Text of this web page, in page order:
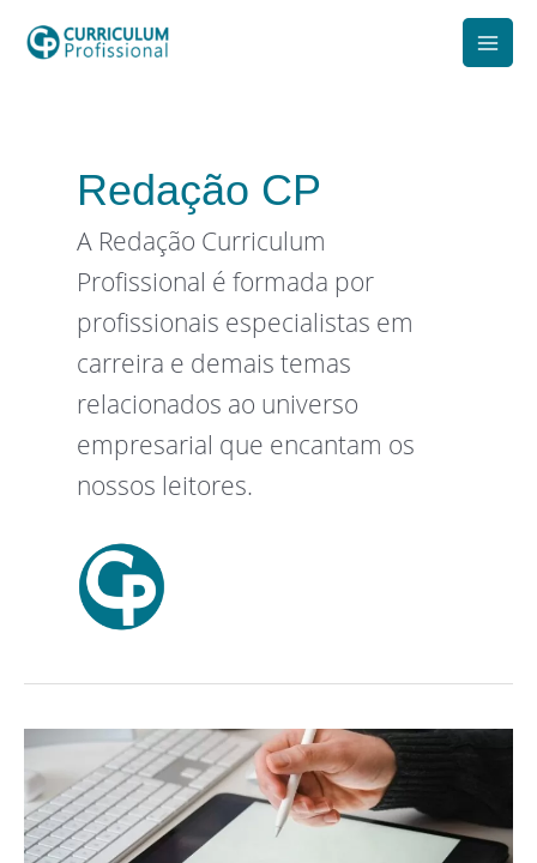
para
Main
Redação CP
A Redação Curriculum
Profissional é formada por
profissionais especialistas em
carreira e demais temas
relacionados ao universo
empresarial que encantam os
nossos leitores.